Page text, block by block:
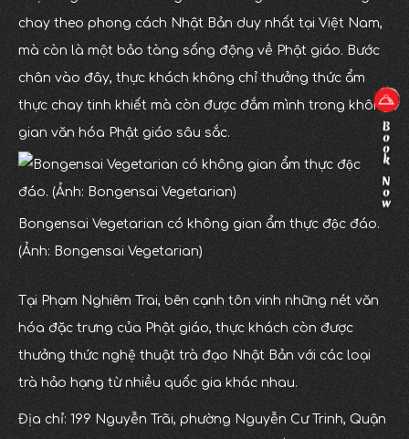
chay theo phong cách Nhật Bản duy nhất tại Việt Nam,
mà còn là một bảo tàng sống động về Phật giáo. Bước
chân vào đây, thực khách không chỉ thưởng thức ẩm
thực chay tinh khiết mà còn được đắm mình trong không
gian văn hóa Phật giáo sâu sắc.
Bongensai Vegetarian có không gian ẩm thực độc đáo.
(Ảnh: Bongensai Vegetarian)
Tại Phạm Nghiêm Trai, bên cạnh tôn vinh những nét văn
hóa đặc trưng của Phật giáo, thực khách còn được
thưởng thức nghệ thuật trà đạo Nhật Bản với các loại
trà hảo hạng từ nhiều quốc gia khác nhau.
Địa chỉ: 199 Nguyễn Trãi, phường Nguyễn Cư Trinh, Quận